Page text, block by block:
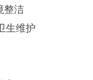
整洁
生维护